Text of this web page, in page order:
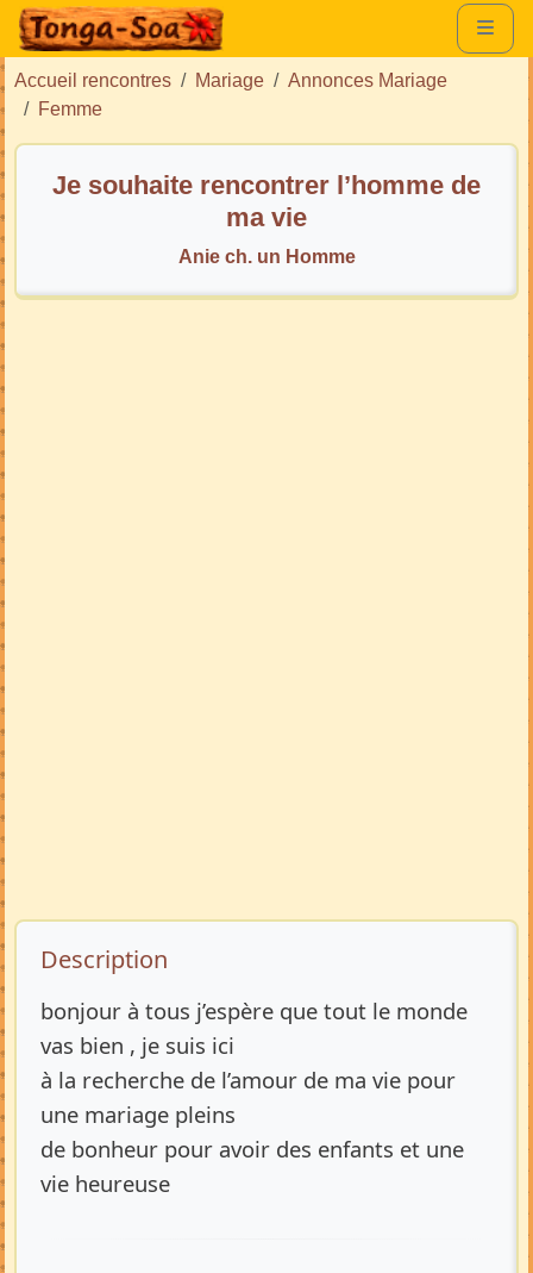
Accueil rencontres Mariage
Annonces Mariage
Femme
Je souhaite rencontrer l’homme de
ma vie
Anie ch. un Homme
Description de l’annonce
Description
bonjour à tous j’espère que tout le monde
vas bien , je suis ici
à la recherche de l’amour de ma vie pour
une mariage pleins
de bonheur pour avoir des enfants et une
vie heureuse